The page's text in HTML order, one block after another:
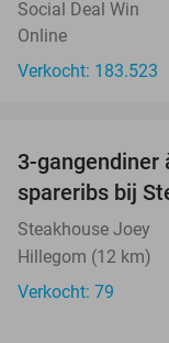
Social Deal Win
Online
Verkocht: 183.523
3-gangendiner
spareribs bij
Steakhouse Joey
Hillegom (12 km)
Verkocht: 79